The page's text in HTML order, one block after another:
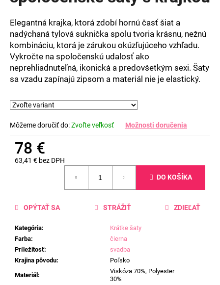
hviezdičiek.
Elegantná krajka, ktorá zdobí hornú časť šiat a
nadýchaná tylová suknička spolu tvoria krásnu, nežnú
kombináciu, ktorá je zárukou okúzľujúceho vzhľadu.
Vykročte na spoločenskú udalosť ako
neprehliadnuteľná, ikonická a predovšetkým sexi. Šaty
sa vzadu zapínajú zipsom a materiál nie je elastický.
Môžeme doručiť do:Zvoľte veľkosť Možnosti doručenia
78 €
63,41 € bez DPH
DO KOŠÍKA
Kategória:
Krátke šaty
Farba:
čierna
Príležitosť:
svadba
Krajina pôvodu:
Poľsko
Materiál:
Viskóza 70%, Polyester
30%
OPÝTAŤ SA STRÁŽIŤ ZDIEĽAŤ